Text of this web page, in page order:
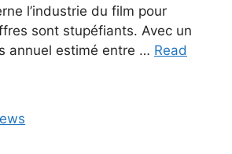
l’industrie du film pour
sont stupéfiants. Avec un
annuel estimé entre … Read